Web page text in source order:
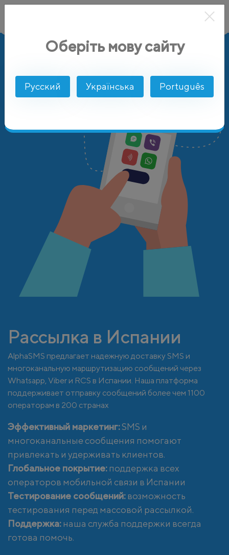
Рассылка в Испании
AlphaSMS предлагает надежную доставку SMS и
многоканальную маршрутизацию сообщений через
Whatsapp, Viber и RCS в Испании. Наша платформа
поддерживает отправку сообщений более чем 1100
операторам в 200 странах
Эффективный маркетинг:SMS и
многоканальные сообщения помогают
привлекать и удерживать клиентов.
Глобальное покрытие:поддержка всех
операторов мобильной связи в Испании
Тестирование сообщений:возможность
тестирования перед массовой рассылкой.
Поддержка:наша служба поддержки всегда
готова помочь.
Оберіть мову сайту
Русский Українська Português